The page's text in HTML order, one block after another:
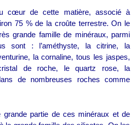
cœur de cette matière, associé à
75 % de la croûte terrestre. On le
grande famille de minéraux, parmi
sont : l’améthyste, la citrine, la
la cornaline, tous les jaspes,
cristal de roche, le quartz rose, la
de nombreuses roches comme
grande partie de ces minéraux et de